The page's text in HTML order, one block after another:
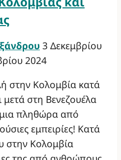
3 Δεκεμβρίου
2024
στην Κολομβία κατά
μετά στη Βενεζουέλα
πληθώρα από
εμπειρίες! Κατά
στην Κολομβία